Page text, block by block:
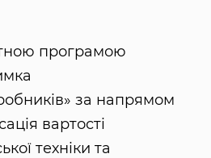
програмою
за напрямом
вартості
техніки та